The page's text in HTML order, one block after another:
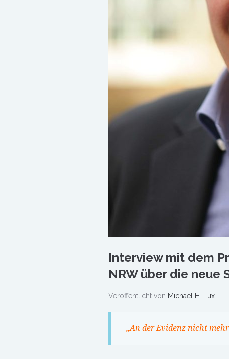
Interview mit dem
NRW über die neue
Veröffentlicht von Michael H. Lux
„An der Evidenz nicht